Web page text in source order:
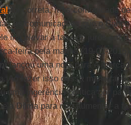
foi correta, mas comunicada
as comunicações que o
iria elevar a taxa de juros em
feira pela manhã (19-01-
lançou uma nota para o
Ao fazer isso dessa maneira,
uma ingerência política por
Dilma para não aumentar a